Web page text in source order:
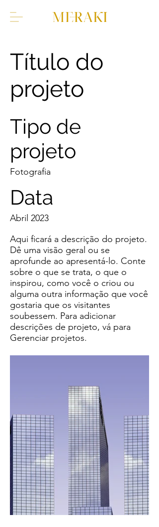
Título do
projeto
Tipo de
projeto
Fotografia
Data
Abril 2023
Aqui ficará a descrição do projeto.
Dê uma visão geral ou se
aprofunde ao apresentá-lo. Conte
sobre o que se trata, o que o
inspirou, como você o criou ou
alguma outra informação que você
gostaria que os visitantes
soubessem. Para adicionar
descrições de projeto, vá para
Gerenciar projetos.